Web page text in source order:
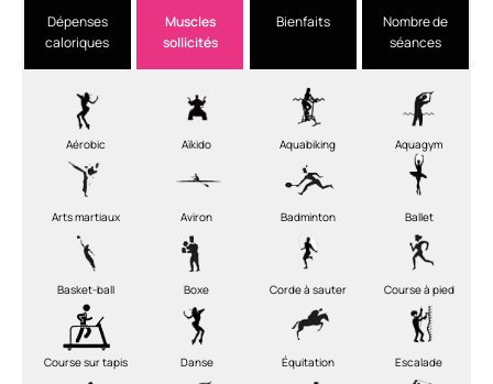
Dépenses
caloriques
Muscles
sollicités
Bienfaits
Nombre de
séances
Aérobic Aïkido Aquabiking Aquagym
Arts martiaux Aviron Badminton Ballet
Basket-ball Boxe Corde à sauter Course à pied
Course sur tapis Danse Équitation Escalade